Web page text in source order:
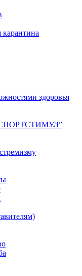
здоровья
“СПОРТСТИМУЛ”